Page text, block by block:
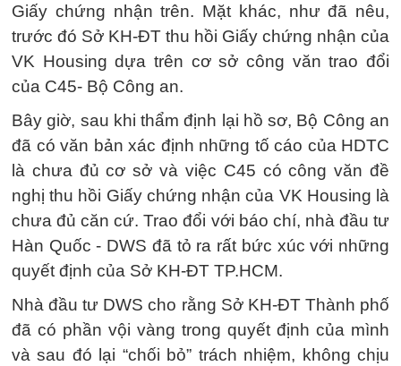
Giấy chứng nhận trên. Mặt khác, như đã nêu,
trước đó Sở KH-ĐT thu hồi Giấy chứng nhận của
VK Housing dựa trên cơ sở công văn trao đổi
của C45- Bộ Công an.
Bây giờ, sau khi thẩm định lại hồ sơ, Bộ Công an
đã có văn bản xác định những tố cáo của HDTC
là chưa đủ cơ sở và việc C45 có công văn đề
nghị thu hồi Giấy chứng nhận của VK Housing là
chưa đủ căn cứ. Trao đổi với báo chí, nhà đầu tư
Hàn Quốc - DWS đã tỏ ra rất bức xúc với những
quyết định của Sở KH-ĐT TP.HCM.
Nhà đầu tư DWS cho rằng Sở KH-ĐT Thành phố
đã có phần vội vàng trong quyết định của mình
và sau đó lại “chối bỏ” trách nhiệm, không chịu